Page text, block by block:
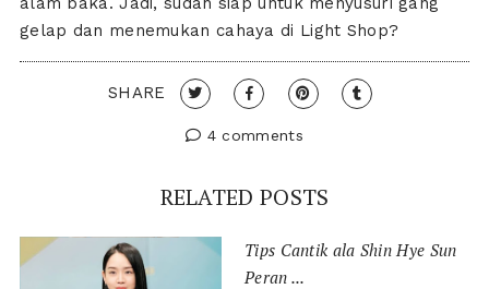
gelap dan menemukan cahaya di Light Shop?
SHARE
4 comments
RELATED POSTS
Tips Cantik ala Shin Hye Sun
Peran ...